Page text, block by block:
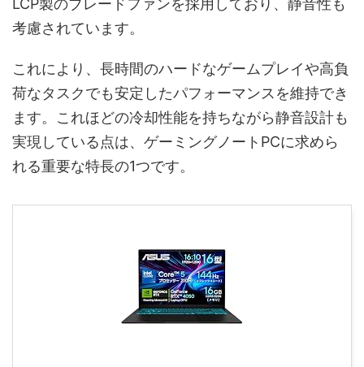
LCP製のブレードファンを採用しており、静音性も
考慮されています。
これにより、長時間のハードなゲームプレイや高負
荷なタスクでも安定したパフォーマンスを維持でき
ます。これほどの冷却性能を持ちながら静音設計も
実現している点は、ゲーミングノートPCに求めら
れる重要な特長の1つです。